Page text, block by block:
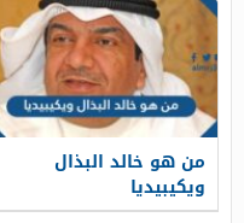
من هو خالد البذال
ويكيبيديا